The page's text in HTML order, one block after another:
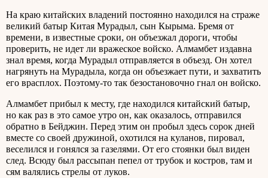
На краю китайских владений постоянно находился на страже
великий батыр Китая Мурадыл, сын Кырыма. Бремя от
времени, в известные сроки, он объезжал дороги, чтобы
проверить, не идет ли вражеское войско. Алмамбет издавна
знал время, когда Мурадыл отправляется в объезд. Он хотел
нагрянуть на Мурадыла, когда он объезжает пути, и захватить
его врасплох. Поэтому-то так безостановочно гнал он войско.
Алмамбет прибыл к месту, где находился китайский батыр,
но как раз в это самое утро он, как оказалось, отправился
обратно в Бейджин. Перед этим он пробыл здесь сорок дней
вместе со своей дружиной, охотился на куланов, пировал,
веселился и гонялся за газелями. От его стоянки был виден
след. Всюду был рассыпан пепел от трубок и костров, там и
сям валялись стрелы от луков.